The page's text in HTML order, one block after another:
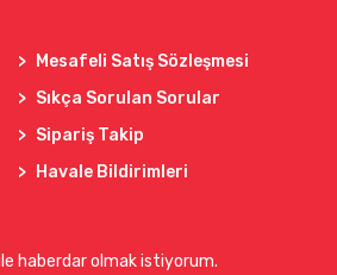
Mesafeli Satış Sözleşmesi
Sıkça Sorulan Sorular
Sipariş Takip
Havale Bildirimleri
haberdar olmak istiyorum.